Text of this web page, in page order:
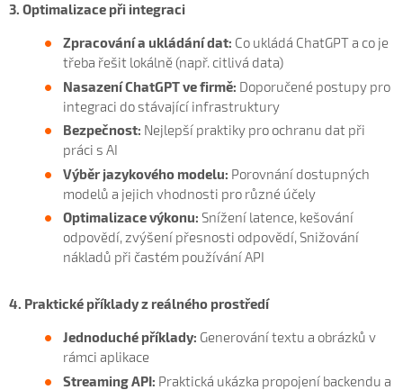
3. Optimalizace při integraci
Zpracování a ukládání dat: Co ukládá ChatGPT a co je
třeba řešit lokálně (např. citlivá data)
Nasazení ChatGPT ve firmě: Doporučené postupy pro
integraci do stávající infrastruktury
Bezpečnost: Nejlepší praktiky pro ochranu dat při
práci s AI
Výběr jazykového modelu: Porovnání dostupných
modelů a jejich vhodnosti pro různé účely
Optimalizace výkonu: Snížení latence, kešování
odpovědí, zvýšení přesnosti odpovědí, Snižování
nákladů při častém používání API
4. Praktické příklady z reálného prostředí
Jednoduché příklady: Generování textu a obrázků v
rámci aplikace
Streaming API: Praktická ukázka propojení backendu a